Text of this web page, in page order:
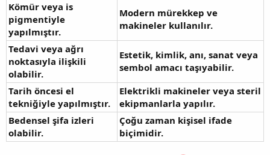
Kömür veya is
pigmentiyle
yapılmıştır.
Modern mürekkep ve
makineler kullanılır.
Tedavi veya ağrı
noktasıyla ilişkili
olabilir.
Estetik, kimlik, anı, sanat veya
sembol amacı taşıyabilir.
Tarih öncesi el
tekniğiyle yapılmıştır.
Elektrikli makineler veya steril
ekipmanlarla yapılır.
Bedensel şifa izleri
olabilir.
Çoğu zaman kişisel ifade
biçimidir.